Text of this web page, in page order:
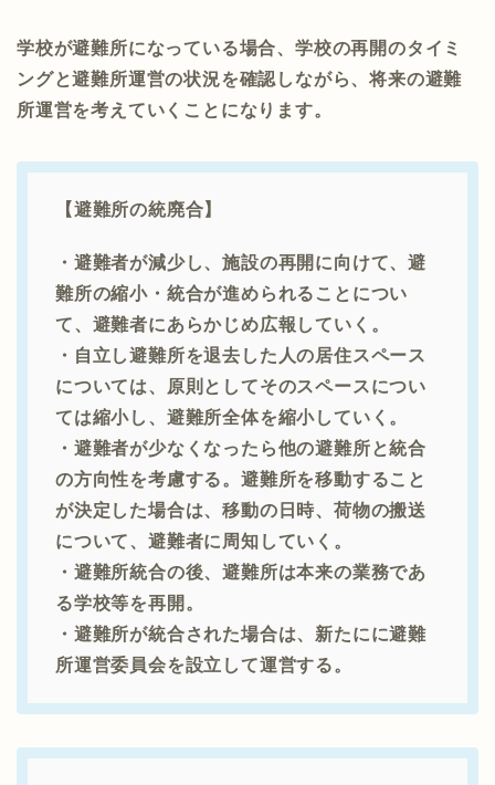
学校が避難所になっている場合、学校の再開のタイミ
ングと避難所運営の状況を確認しながら、将来の避難
所運営を考えていくことになります。
【避難所の統廃合】
・避難者が減少し、施設の再開に向けて、避
難所の縮小・統合が進められることについ
て、避難者にあらかじめ広報していく。
・自立し避難所を退去した人の居住スペース
については、原則としてそのスペースについ
ては縮小し、避難所全体を縮小していく。
・避難者が少なくなったら他の避難所と統合
の方向性を考慮する。避難所を移動すること
が決定した場合は、移動の日時、荷物の搬送
について、避難者に周知していく。
・避難所統合の後、避難所は本来の業務であ
る学校等を再開。
・避難所が統合された場合は、新たにに避難
所運営委員会を設立して運営する。